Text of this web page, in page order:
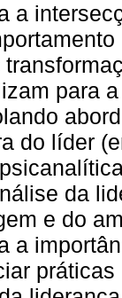
a
para
do líder
da
e do
a